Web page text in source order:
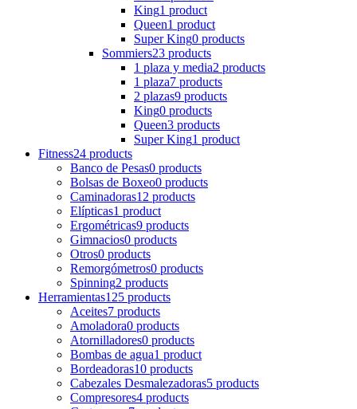
King1 product
Queen1 product
Super King0 products
Sommiers23 products
1 plaza y media2 products
1 plaza7 products
2 plazas9 products
King0 products
Queen3 products
Super King1 product
Fitness24 products
Banco de Pesas0 products
Bolsas de Boxeo0 products
Caminadoras12 products
Elípticas1 product
Ergométricas9 products
Gimnacios0 products
Otros0 products
Remorgómetros0 products
Spinning2 products
Herramientas125 products
Aceites7 products
Amoladora0 products
Atornilladores0 products
Bombas de agua1 product
Bordeadoras10 products
Cabezales Desmalezadoras5 products
Compresores4 products